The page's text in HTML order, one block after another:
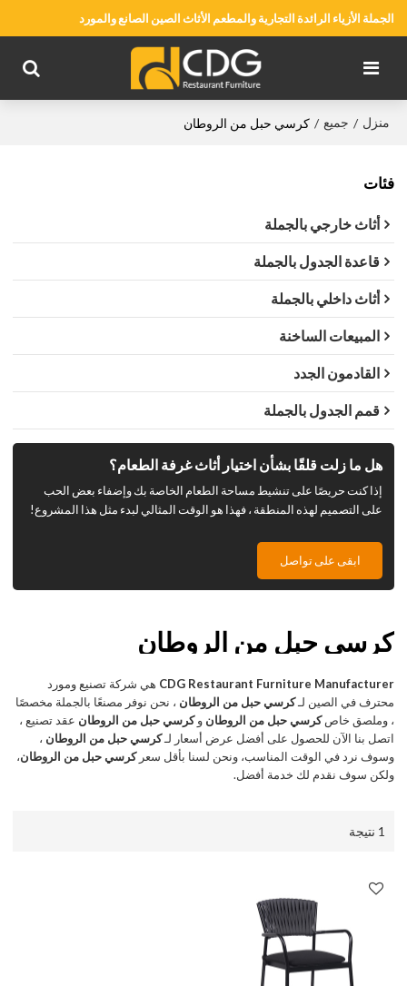
الجملة الأزياء الرائدة التجارية والمطعم الأثاث الصين الصانع والمورد
منزل / جميع / كرسي حبل من الروطان
فئات
أثاث خارجي بالجملة
قاعدة الجدول بالجملة
أثاث داخلي بالجملة
المبيعات الساخنة
القادمون الجدد
قمم الجدول بالجملة
هل ما زلت قلقًا بشأن اختيار أثاث غرفة الطعام؟
إذا كنت حريصًا على تنشيط مساحة الطعام الخاصة بك وإضفاء بعض الحب
على التصميم لهذه المنطقة ، فهذا هو الوقت المثالي لبدء مثل هذا المشروع!
ابقى على تواصل
كرسي حبل من الروطان
CDG Restaurant Furniture Manufacturer هي شركة تصنيع ومورد
محترف في الصين لـكرسي حبل من الروطان ، نحن نوفر مصنعًا بالجملة مخصصًا
، وملصق خاصكرسي حبل من الروطان وكرسي حبل من الروطان عقد تصنيع ،
اتصل بنا الآن للحصول على أفضل عرض أسعار لـكرسي حبل من الروطان ،
وسوف نرد في الوقت المناسب، ونحن لسنا بأقل سعركرسي حبل من الروطان،
ولكن سوف نقدم لك خدمة أفضل.
1 نتيجة